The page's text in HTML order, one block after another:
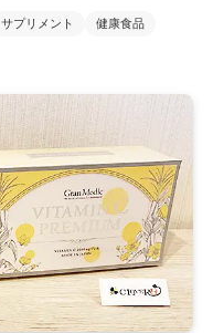
サプリメント 健康食品